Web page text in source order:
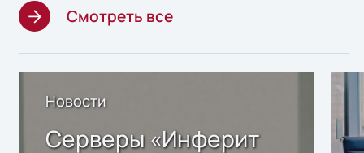
Смотреть все
Новости
Серверы «Инферит